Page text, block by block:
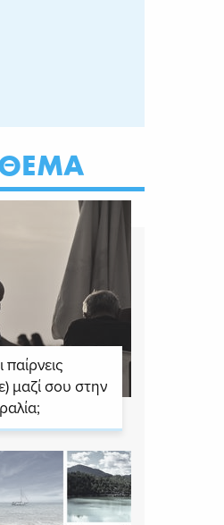
παίρνεις
μαζί σου στην